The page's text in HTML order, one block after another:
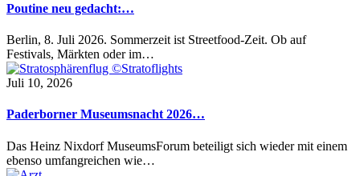
Poutine neu gedacht:…
Berlin, 8. Juli 2026. Sommerzeit ist Streetfood-Zeit. Ob auf
Festivals, Märkten oder im…
Juli 10, 2026
Paderborner Museumsnacht 2026…
Das Heinz Nixdorf MuseumsForum beteiligt sich wieder mit einem
ebenso umfangreichen wie…